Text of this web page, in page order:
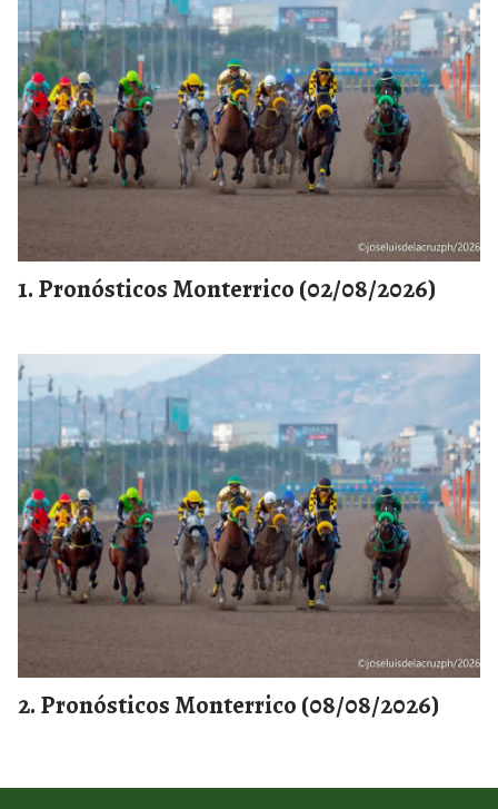
Pronósticos Monterrico (02/08/2026)
Pronósticos Monterrico (08/08/2026)